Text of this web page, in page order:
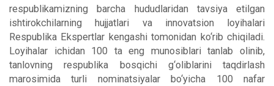
respublikamizning barcha hududlaridan tavsiya etilgan
ishtirokchilarning hujjatlari va innovatsion loyihalari
Respublika Ekspertlar kengashi tomonidan ko‘rib chiqiladi.
Loyihalar ichidan 100 ta eng munosiblari tanlab olinib,
tanlovning respublika bosqichi g‘oliblarini taqdirlash
marosimida turli nominatsiyalar bo‘yicha 100 nafar